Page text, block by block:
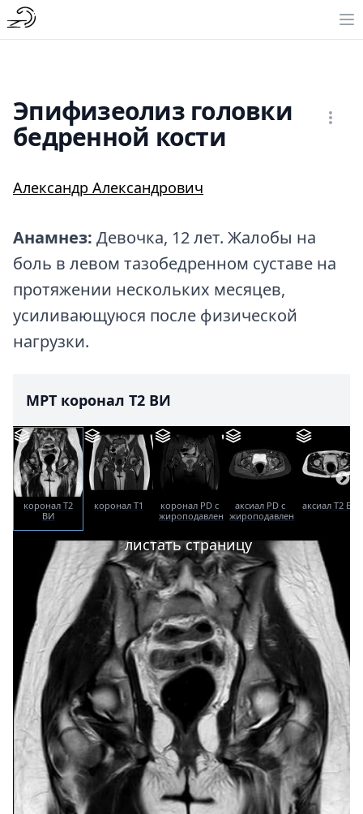
Эпифизеолиз головки
бедренной кости
Александр Александрович
Анамнез: Девочка, 12 лет. Жалобы на
боль в левом тазобедренном суставе на
протяжении нескольких месяцев,
усиливающуюся после физической
нагрузки.
МРТ коронал T2 ВИ
коронал T2
ВИ
коронал T1
коронал PD с
жироподавлением
аксиал PD с
жироподавлением
аксиал T2 ВИ
листать страницу